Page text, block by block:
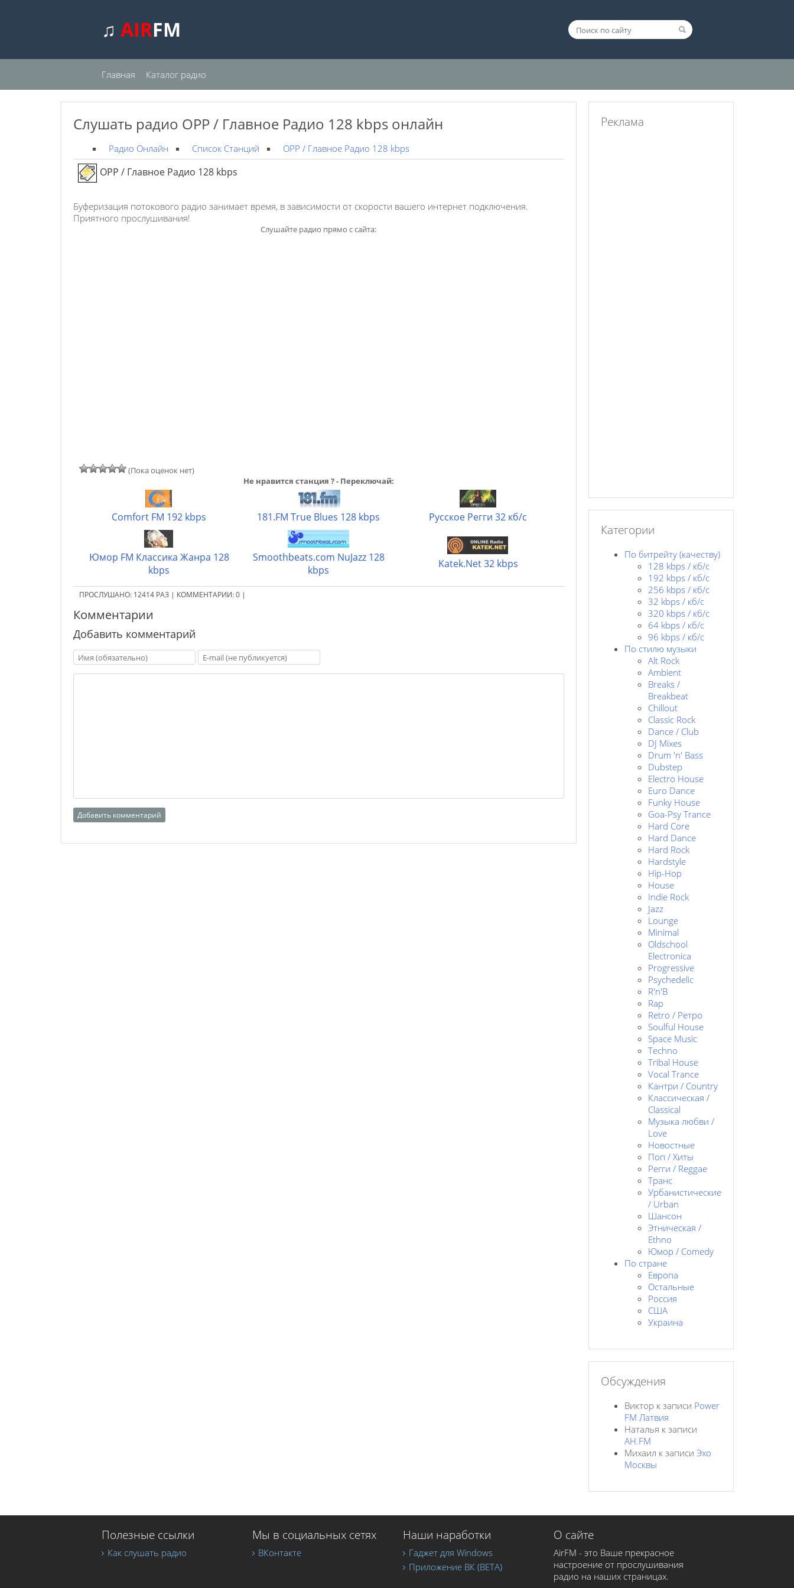
♫ AIRFM
Главная Каталог радио
Слушать радио ОРР / Главное Радио 128 kbps онлайн
Радио Онлайн Список Станций ОРР / Главное Радио 128 kbps
ОРР / Главное Радио 128 kbps
Буферизация потокового радио занимает время, в зависимости от скорости вашего интернет подключения.
Приятного прослушивания!
Слушайте радио прямо с сайта:
(Пока оценок нет)
Не нравится станция ? - Переключай:
Comfort FM 192 kbps 181.FM True Blues 128 kbps Русское Регги 32 кб/с
Юмор FM Классика Жанра 128
kbps
Smoothbeats.com NuJazz 128
kbps
Katek.Net 32 kbps
ПРОСЛУШАНО: 12414РАЗ | КОММЕНТАРИИ:0 |
Комментарии
Добавить комментарий
Реклама
Категории
По битрейту (качеству)
128 kbps / кб/c
192 kbps / кб/c
256 kbps / кб/с
32 kbps / кб/c
320 kbps / кб/с
64 kbps / кб/c
96 kbps / кб/c
По стилю музыки
Alt Rock
Ambient
Breaks /
Breakbeat
Chillout
Classic Rock
Dance / Club
DJ Mixes
Drum 'n' Bass
Dubstep
Electro House
Euro Dance
Funky House
Goa-Psy Trance
Hard Core
Hard Dance
Hard Rock
Hardstyle
Hip-Hop
House
Indie Rock
Jazz
Lounge
Minimal
Oldschool
Electronica
Progressive
Psychedelic
R'n'B
Rap
Retro / Ретро
Soulful House
Space Music
Techno
Tribal House
Vocal Trance
Кантри / Country
Классическая /
Classical
Музыка любви /
Love
Новостные
Поп / Хиты
Регги / Reggae
Транс
Урбанистические
/ Urban
Шансон
Этническая /
Ethno
Юмор / Comedy
По стране
Европа
Остальные
Россия
США
Украина
Обсуждения
Виктор к записи Power
FM Латвия
Наталья к записи
AH.FM
Михаил к записи Эхо
Москвы
Полезные ссылки
Как слушать радио
Мы в социальных сетях
ВКонтакте
Наши наработки
Гаджет для Windows
Приложение ВК (BETA)
О сайте
AirFM - это Ваше прекрасное
настроение от прослушивания
радио на наших страницах.